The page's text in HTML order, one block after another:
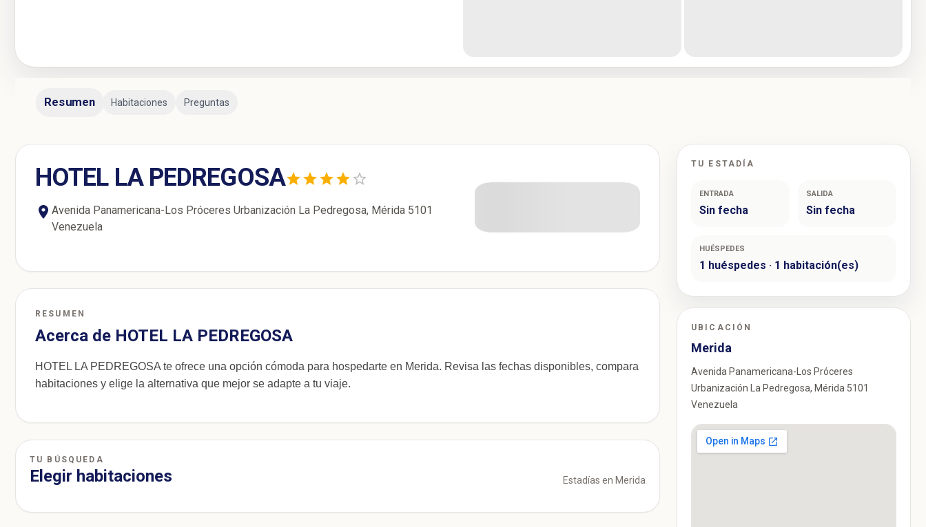
Resumen Habitaciones Preguntas
HOTEL LA PEDREGOSA
Avenida Panamericana-Los Próceres Urbanización La Pedregosa, Mérida 5101
Venezuela
RESUMEN
Acerca de HOTEL LA PEDREGOSA
HOTEL LA PEDREGOSA te ofrece una opción cómoda para hospedarte en Merida. Revisa las fechas disponibles, compara
habitaciones y elige la alternativa que mejor se adapte a tu viaje.
TU BÚSQUEDA
Elegir habitaciones Estadías en Merida
TU ESTADÍA
ENTRADA
Sin fecha
SALIDA
Sin fecha
HUÉSPEDES
1 huéspedes · 1 habitación(es)
UBICACIÓN
Merida
Avenida Panamericana-Los Próceres
Urbanización La Pedregosa, Mérida 5101
Venezuela